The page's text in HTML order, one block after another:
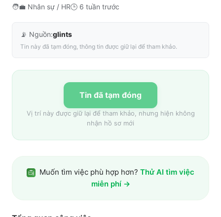
🧑‍💼 Nhân sự / HR🕒 6 tuần trước
📡 Nguồn:glints
Tin này đã tạm đóng, thông tin được giữ lại để tham khảo.
Tin đã tạm đóng
Vị trí này được giữ lại để tham khảo, nhưng hiện không
nhận hồ sơ mới
Muốn tìm việc phù hợp hơn? Thử AI tìm việc
miễn phí →